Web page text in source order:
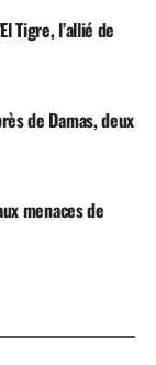
Tigre, l’allié de
de Damas, deux
menaces de